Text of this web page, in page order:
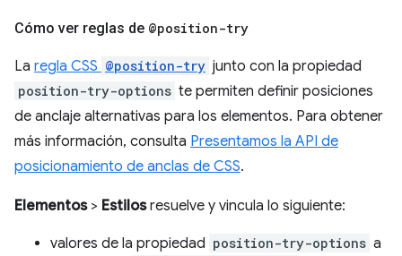
Cómo ver reglas de @position-try
La regla CSS @position-try junto con la propiedad
position-try-options te permiten definir posiciones
de anclaje alternativas para los elementos. Para obtener
más información, consulta Presentamos la API de
posicionamiento de anclas de CSS.
Elementos> Estilosresuelve y vincula lo siguiente:
valores de la propiedad position-try-options a